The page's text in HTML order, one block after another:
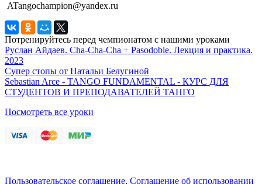
ATangochampion@yandex.ru
Потренируйтесь перед чемпионатом с нашими уроками
Руслан Айдаев. Cha-Cha-Cha + Pasodoble. Лекция и практика.
2023
Супер стопы от Натальи Белугиной
Sebastian Arce - TANGO FUNDAMENTAL - КУРС ДЛЯ
СТУДЕНТОВ И ПРЕПОДАВАТЕЛЕЙ ТАНГО
Посмотреть все уроки
Пользовательское соглашение, Соглашение об использовании